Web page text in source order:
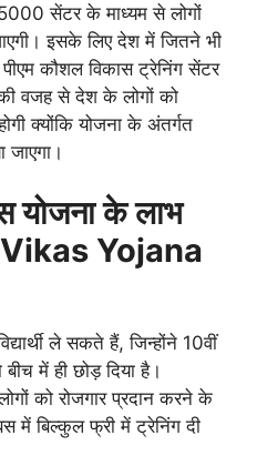
सेंटर के माध्यम से लोगों
इसके लिए देश में जितने भी
कौशल विकास ट्रेनिंग सेंटर
वजह से देश के लोगों को
क्योंकि योजना के अंतर्गत
योजना के लाभ
Yojana
ले सकते हैं, जिन्होंने 10वीं
में ही छोड़ दिया है।
को रोजगार प्रदान करने के
में बिल्कुल फ्री में ट्रेनिंग दी